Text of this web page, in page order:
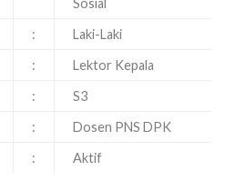
Sosial
:
Laki-Laki
:
Lektor Kepala
:
S3
:
Dosen PNS DPK
: Aktif